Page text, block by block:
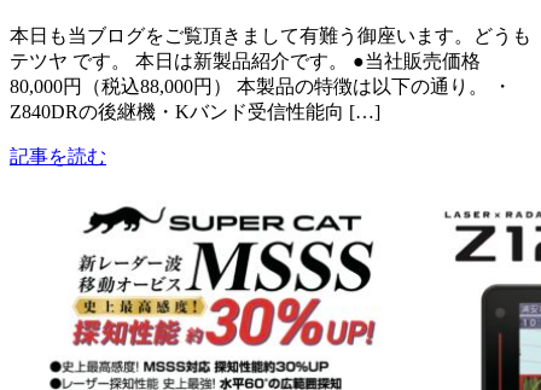
本日も当ブログをご覧頂きまして有難う御座います。どうも
テツヤ です。 本日は新製品紹介です。 ●当社販売価格
80,000円（税込88,000円） 本製品の特徴は以下の通り。 ・
Z840DRの後継機・Kバンド受信性能向 […]
記事を読む